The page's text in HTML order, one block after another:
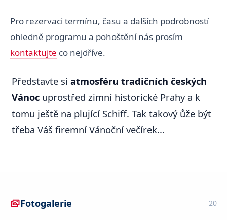
Pro rezervaci termínu, času a dalších podrobností
ohledně programu a pohoštění nás prosím
kontaktujte co nejdříve.
Představte si atmosféru tradičních českých
Vánoc uprostřed zimní historické Prahy a k
tomu ještě na plující Schiff. Tak takový ůže být
třeba Váš firemní Vánoční večírek...
Fotogalerie 20